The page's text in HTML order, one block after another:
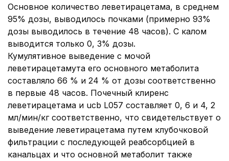
Основное количество леветирацетама, в среднем
95% дозы, выводилось почками (примерно 93%
дозы выводилось в течение 48 часов). С калом
выводится только 0, 3% дозы.
Кумулятивное выведение с мочой
леветирацетамута его основного метаболита
составляло 66 % и 24 % от дозы соответственно
в первые 48 часов. Почечный клиренс
леветирацетама и ucb L057 составляет 0, 6 и 4, 2
мл/мин/кг соответственно, что свидетельствует о
выведение леветирацетама путем клубочковой
фильтрации с последующей реабсорбцией в
канальцах и что основной метаболит также